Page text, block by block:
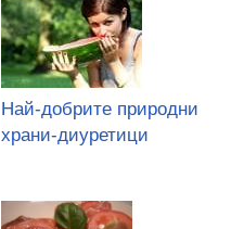
Най-добрите природни
храни-диуретици